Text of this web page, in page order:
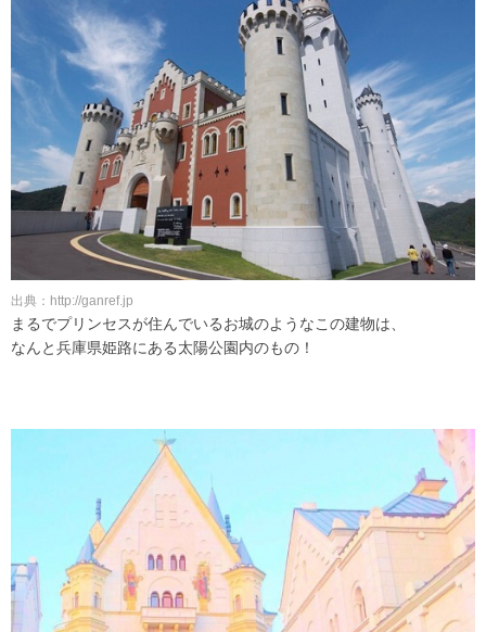
出典：http://ganref.jp
まるでプリンセスが住んでいるお城のようなこの建物は、
なんと兵庫県姫路にある太陽公園内のもの！